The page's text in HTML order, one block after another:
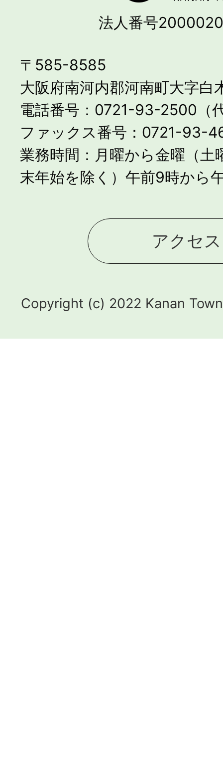
法人番号
〒585-8585
大阪府南河内郡河南町大字白
電話番号：0721-93-2500（
ファックス番号：0721-93-
業務時間：月曜から金曜（土
末年始を除く）午前9時から
アクセス
Copyright (c) 2022 Kanan